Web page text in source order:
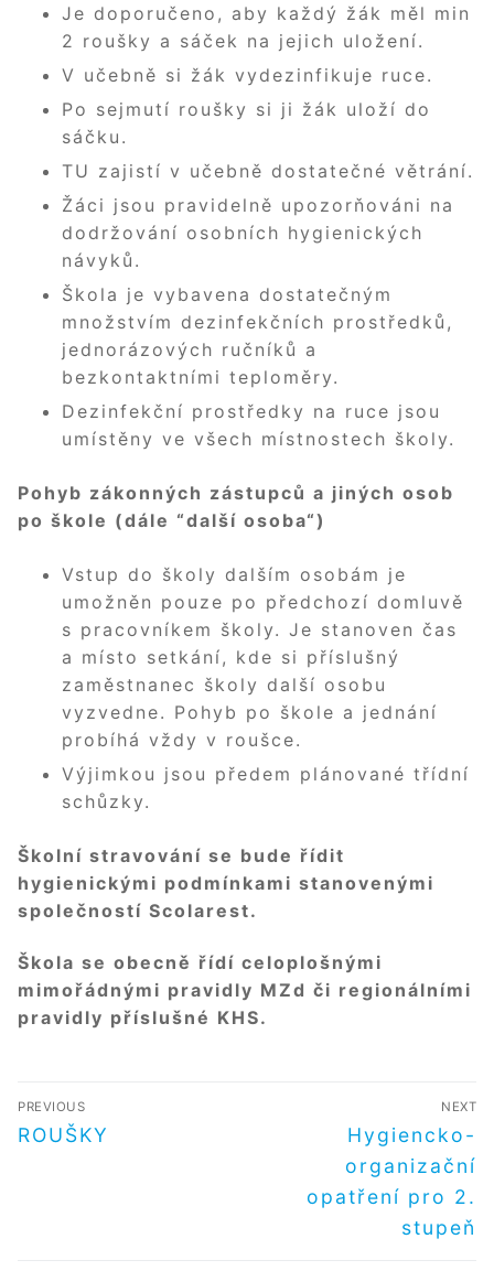
Je doporučeno, aby každý žák měl min
2 roušky a sáček na jejich uložení.
V učebně si žák vydezinfikuje ruce.
Po sejmutí roušky si ji žák uloží do
sáčku.
TU zajistí v učebně dostatečné větrání.
Žáci jsou pravidelně upozorňováni na
dodržování osobních hygienických
návyků.
Škola je vybavena dostatečným
množstvím dezinfekčních prostředků,
jednorázových ručníků a
bezkontaktními teploměry.
Dezinfekční prostředky na ruce jsou
umístěny ve všech místnostech školy.
Pohyb zákonných zástupců a jiných osob
po škole (dále “další osoba“)
Vstup do školy dalším osobám je
umožněn pouze po předchozí domluvě
s pracovníkem školy. Je stanoven čas
a místo setkání, kde si příslušný
zaměstnanec školy další osobu
vyzvedne. Pohyb po škole a jednání
probíhá vždy v roušce.
Výjimkou jsou předem plánované třídní
schůzky.
Školní stravování se bude řídit
hygienickými podmínkami stanovenými
společností Scolarest.
Škola se obecně řídí celoplošnými
mimořádnými pravidly MZd či regionálními
pravidly příslušné KHS.
NAVIGACE
PRO
PREVIOUS
Předchozí
ROUŠKY
NEXT
Další
příspěvek
Hygiencko-
organizační
opatření pro 2.
stupeň